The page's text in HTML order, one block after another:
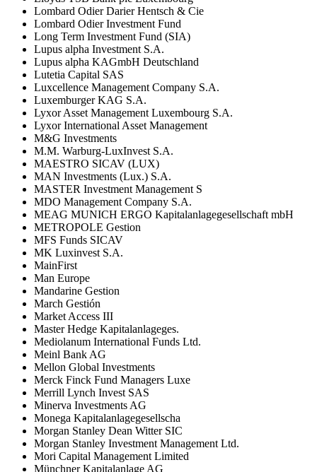
Lombard Odier Darier Hentsch & Cie
Lombard Odier Investment Fund
Long Term Investment Fund (SIA)
Lupus alpha Investment S.A.
Lupus alpha KAGmbH Deutschland
Lutetia Capital SAS
Luxcellence Management Company S.A.
Luxemburger KAG S.A.
Lyxor Asset Management Luxembourg S.A.
Lyxor International Asset Management
M&G Investments
M.M. Warburg-LuxInvest S.A.
MAESTRO SICAV (LUX)
MAN Investments (Lux.) S.A.
MASTER Investment Management S
MDO Management Company S.A.
MEAG MUNICH ERGO Kapitalanlagegesellschaft mbH
METROPOLE Gestion
MFS Funds SICAV
MK Luxinvest S.A.
MainFirst
Man Europe
Mandarine Gestion
March Gestión
Market Access III
Master Hedge Kapitalanlageges.
Mediolanum International Funds Ltd.
Meinl Bank AG
Mellon Global Investments
Merck Finck Fund Managers Luxe
Merrill Lynch Invest SAS
Minerva Investments AG
Monega Kapitalanlagegesellscha
Morgan Stanley Dean Witter SIC
Morgan Stanley Investment Management Ltd.
Mori Capital Management Limited
Münchner Kapitalanlage AG